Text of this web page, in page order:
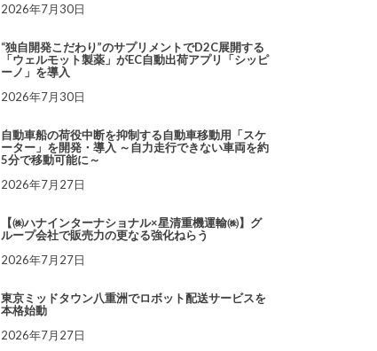
2026年7月30日
“独自開発こだわり”のサプリメントでD2C展開する
「ウェルモット製薬」がEC自動出荷アプリ「シッピ
ーノ」を導入
2026年7月30日
自動車船の荷役中断を抑制する自動車移動用「スケ
ーター」を開発・導入 ～自力走行できない車両を約
5分で移動可能に～
2026年7月27日
【㈱ハナインターナショナル×星清重機運輸㈱】グ
ループ会社で販売力の更なる強化ねらう
2026年7月27日
東京ミッドタウン八重洲でロボット配送サービスを
本格始動
2026年7月27日